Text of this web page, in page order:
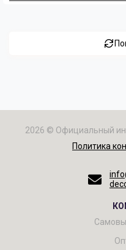
2026 © Официальный
Политика